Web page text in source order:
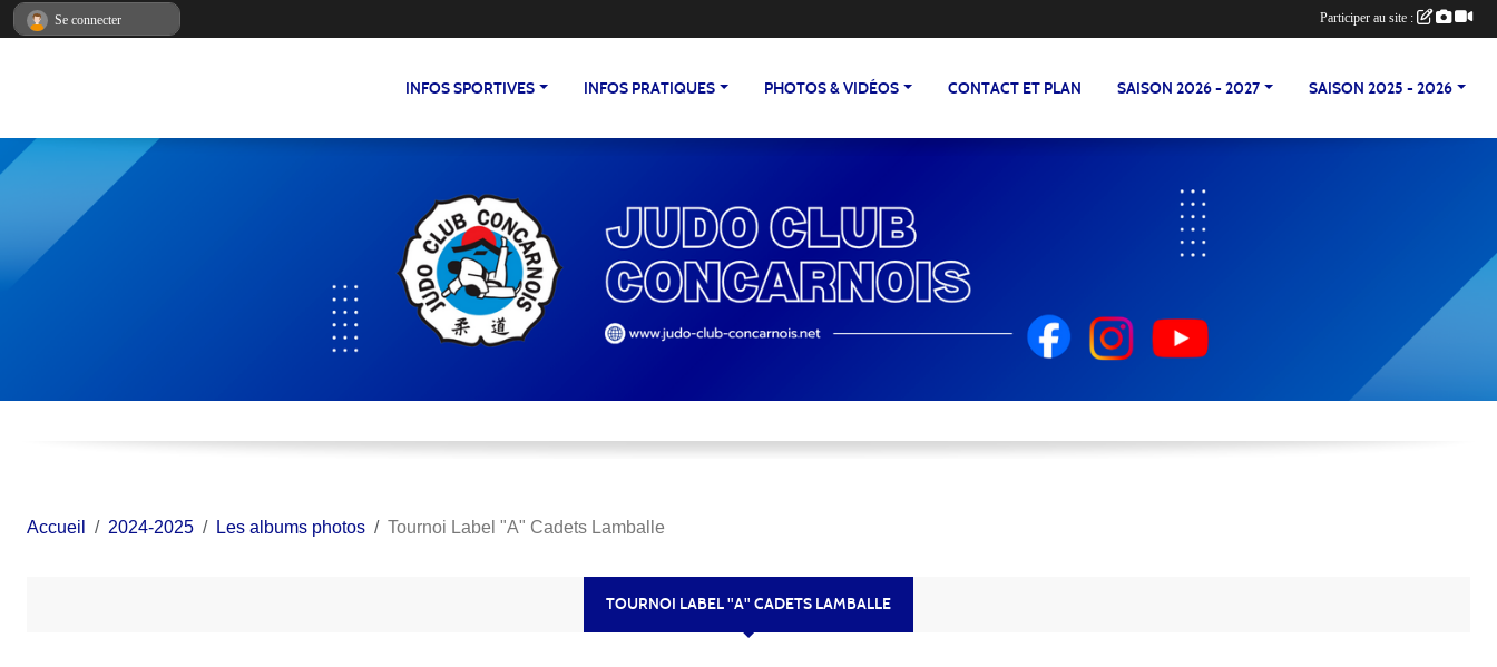
INFOS SPORTIVES INFOS PRATIQUES PHOTOS & VIDÉOS CONTACT ET PLAN SAISON 2026 - 2027 SAISON 2025 - 2026
Accueil 2024-2025 Les albums photos Tournoi Label "A" Cadets Lamballe
TOURNOI LABEL "A" CADETS LAMBALLE
Se connecter Participer au site :
Panneau de gestion des cookies